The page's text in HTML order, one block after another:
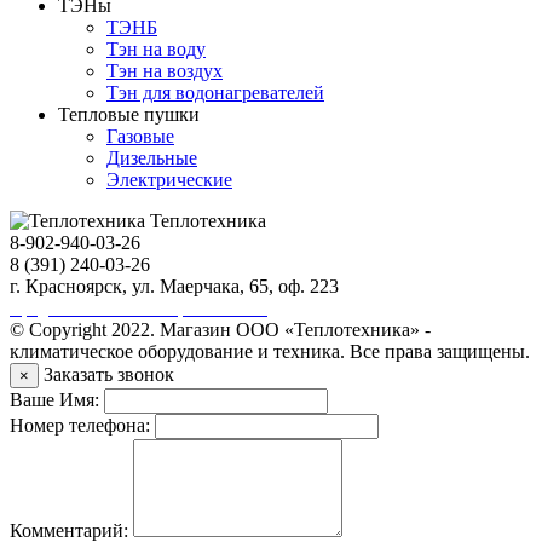
ТЭНы
ТЭНБ
Тэн на воду
Тэн на воздух
Тэн для водонагревателей
Тепловые пушки
Газовые
Дизельные
Электрические
Теплотехника
8-902-940-03-26
8 (391) 240-03-26
г. Красноярск, ул. Маерчака, 65, оф. 223
© Copyright 2022. Магазин ООО «Теплотехника» -
климатическое оборудование и техника. Все права защищены.
×
Заказать звонок
Ваше Имя:
Номер телефона:
Комментарий: